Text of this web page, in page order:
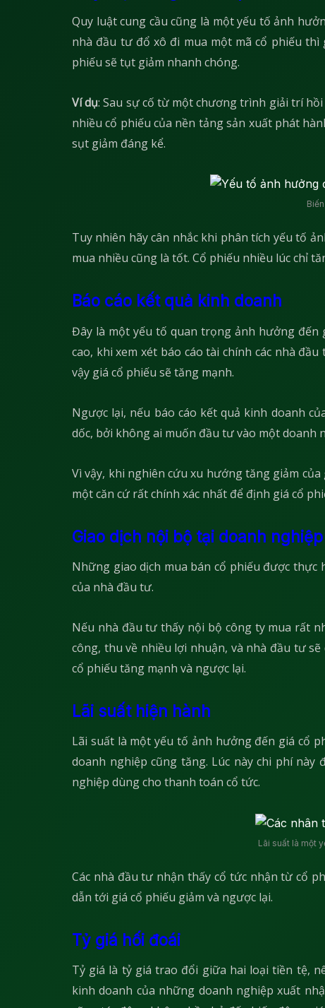
Quy luật cung cầu cũng là một yếu tố ảnh
nhà đầu tư đổ xô đi mua một mã cổ phiếu
phiếu sẽ tụt giảm nhanh chóng.
Ví dụ: Sau sự cố từ một chương trình giải trí
nhiều cổ phiếu của nền tảng sản xuất phát
sụt giảm đáng kể.
Tuy nhiên hãy cân nhắc khi phân tích yếu tố
mua nhiều cũng là tốt. Cổ phiếu nhiều lúc chỉ
Báo cáo kết quả kinh doanh
Đây là một yếu tố quan trọng ảnh hưởng đến
cao, khi xem xét báo cáo tài chính các nhà
vậy giá cổ phiếu sẽ tăng mạnh.
Ngược lại, nếu báo cáo kết quả kinh doanh
dốc, bởi không ai muốn đầu tư vào một doanh
Vì vậy, khi nghiên cứu xu hướng tăng giảm
một căn cứ rất chính xác nhất để định giá cổ
Giao dịch nội bộ tại doanh nghiệp
Những giao dịch mua bán cổ phiếu được
của nhà đầu tư.
Nếu nhà đầu tư thấy nội bộ công ty mua rất
công, thu về nhiều lợi nhuận, và nhà đầu tư
cổ phiếu tăng mạnh và ngược lại.
Lãi suất hiện hành
Lãi suất là một yếu tố ảnh hưởng đến giá cổ
doanh nghiệp cũng tăng. Lúc này chi phí này
nghiệp dùng cho thanh toán cổ tức.
Lãi suất là một
Các nhà đầu tư nhận thấy cổ tức nhận từ cổ
dẫn tới giá cổ phiếu giảm và ngược lại.
Tỷ giá hối đoái
Tỷ giá là tỷ giá trao đổi giữa hai loại tiền tệ,
kinh doanh của những doanh nghiệp xuất